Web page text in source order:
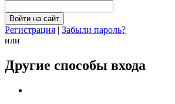
Регистрация | Забыли пароль?
или
Другие способы входа